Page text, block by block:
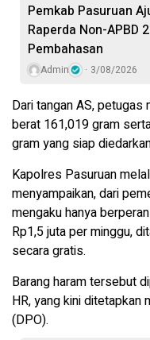
Pemkab Pasuruan
Raperda Non-APBD
Pembahasan
Admin 3/08/2026
Dari tangan AS,
berat 161,019 gram
gram yang siap
Kapolres Pasuruan
menyampaikan, dari
mengaku hanya
Rp1,5 juta per minggu,
secara gratis.
Barang haram tersebut
HR, yang kini ditetapkan
(DPO).